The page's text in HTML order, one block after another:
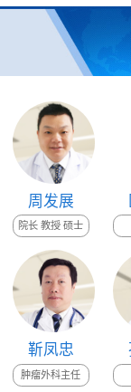
周发展
院长 教授 硕士
靳凤忠
肿瘤外科主任